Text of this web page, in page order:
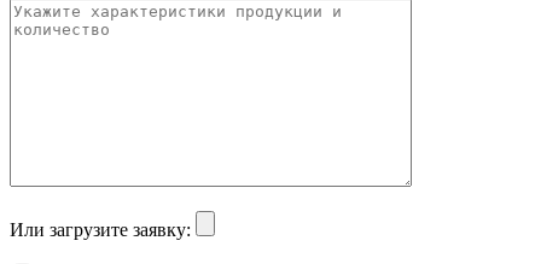
Или загрузите заявку: